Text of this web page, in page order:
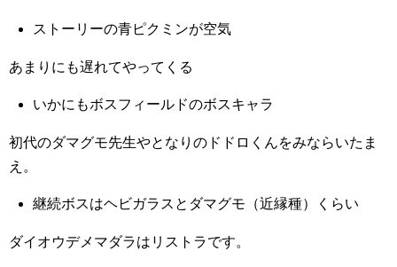
ストーリーの青ピクミンが空気
あまりにも遅れてやってくる
いかにもボスフィールドのボスキャラ
初代のダマグモ先生やとなりのドドロくんをみならいたま
え。
継続ボスはヘビガラスとダマグモ（近縁種）くらい
ダイオウデメマダラはリストラです。